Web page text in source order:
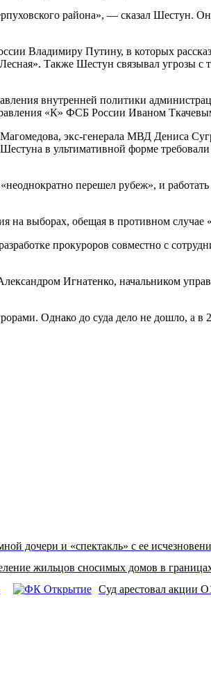
района», — сказал Шестун.
Владимиру Путину, в которых
Также Шестун связывал угрозы с
внутренней политики
«К» ФСБ России Иваном
экс-генерала МВД Дениса
в ультимативной форме требовали
перешел рубеж», и
на выборах, обещая в противном
прокуроров совместно с
Игнатенко, начальником
Однако до суда дело не дошло, а в
дочери и «спектакль» с ее
жильцов сносимых домов в
Суд арестовал акции